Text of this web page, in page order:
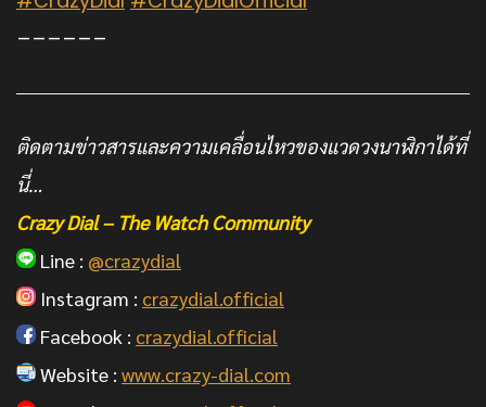
______
ติดตามข่าวสารและความเคลื่อนไหวของแวดวงนาฬิกาได้ที่
นี่…
Crazy Dial – The Watch Community
Line : @crazydial
Instagram : crazydial.official
Facebook : crazydial.official
Website : www.crazy-dial.com